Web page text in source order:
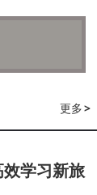
度达到新高
41℃以内。配
更多>
学习新旅